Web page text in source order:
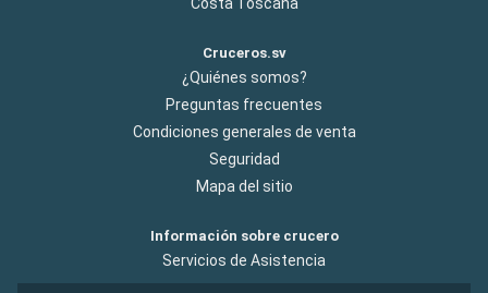
Cruceros.sv
¿Quiénes somos?
Preguntas frecuentes
Condiciones generales de venta
Seguridad
Mapa del sitio
Información sobre crucero
Servicios de Asistencia